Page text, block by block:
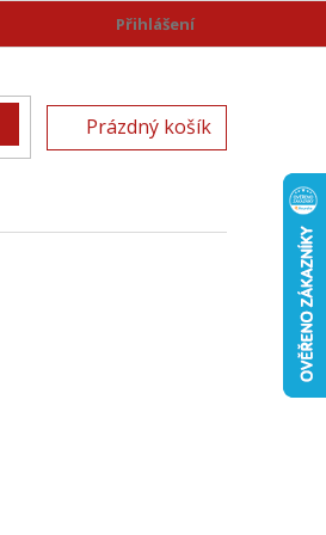
Přihlášení
NÁKUPNÍ
KOŠÍK
Prázdný košík